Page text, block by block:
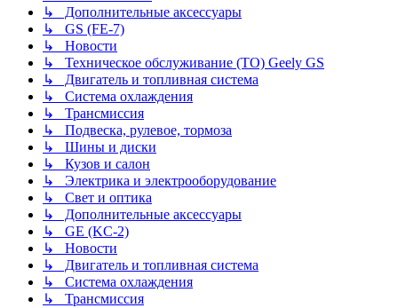
↳ Дополнительные аксессуары
↳ GS (FE-7)
↳ Новости
↳ Техническое обслуживание (ТО) Geely GS
↳ Двигатель и топливная система
↳ Система охлаждения
↳ Трансмиссия
↳ Подвеска, рулевое, тормоза
↳ Шины и диски
↳ Кузов и салон
↳ Электрика и электрооборудование
↳ Свет и оптика
↳ Дополнительные аксессуары
↳ GE (KC-2)
↳ Новости
↳ Двигатель и топливная система
↳ Система охлаждения
↳ Трансмиссия